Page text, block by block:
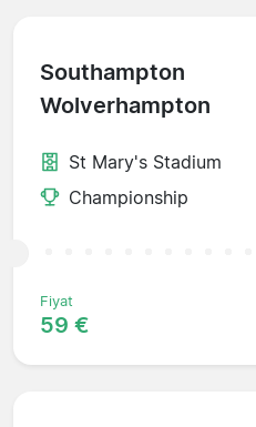
Southampton
Wolverhampton
St Mary's Stadium
Championship
Fiyat
59 €